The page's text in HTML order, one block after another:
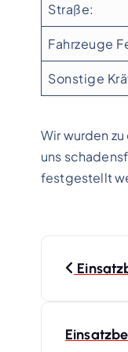
Straße:
Fahrzeuge
Sonstige
Wir wurden
uns
festgestellt